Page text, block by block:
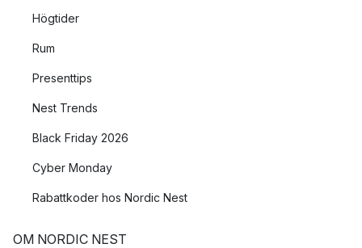
Högtider
Rum
Presenttips
Nest Trends
Black Friday 2026
Cyber Monday
Rabattkoder hos Nordic Nest
OM NORDIC NEST